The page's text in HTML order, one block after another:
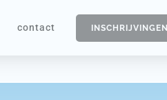
contact INSCHRIJVINGEN